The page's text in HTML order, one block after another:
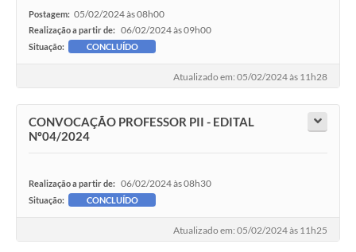
Postagem: 05/02/2024 às 08h00
Realização a partir de: 06/02/2024 às 09h00
Situação: CONCLUÍDO
Atualizado em: 05/02/2024 às 11h28
CONVOCAÇÃO PROFESSOR PII - EDITAL
Nº04/2024
Realização a partir de: 06/02/2024 às 08h30
Situação: CONCLUÍDO
Atualizado em: 05/02/2024 às 11h25